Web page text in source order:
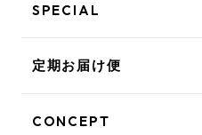
SPECIAL
定期お届け便
CONCEPT